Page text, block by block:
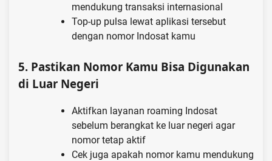
mendukung transaksi internasional
Top-up pulsa lewat aplikasi tersebut
dengan nomor Indosat kamu
5. Pastikan Nomor Kamu Bisa Digunakan
di Luar Negeri
Aktifkan layanan roaming Indosat
sebelum berangkat ke luar negeri agar
nomor tetap aktif
Cek juga apakah nomor kamu mendukung